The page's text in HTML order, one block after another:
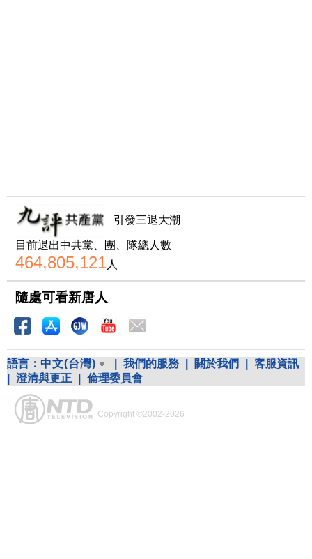
引發三退大潮
目前退出中共黨、團、隊總人數
464,805,121人
隨處可看新唐人
語言： 中文(台灣) 我們的服務 關於我們
客服資訊
澄清與更正 倫理委員會
Copyright ©2002-2026